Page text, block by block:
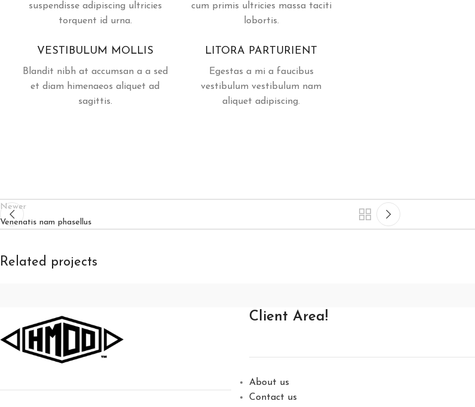
suspendisse adipiscing ultricies
torquent id urna.
VESTIBULUM MOLLIS
Blandit nibh at accumsan a a sed
et diam himenaeos aliquet ad
sagittis.
cum primis ultricies massa taciti
lobortis.
LITORA PARTURIENT
Egestas a mi a faucibus
vestibulum vestibulum nam
aliquet adipiscing.
Newer
Venenatis nam phasellus
Related projects
Suspendisse quam at vestibulum Client Area!
About us
Contact us